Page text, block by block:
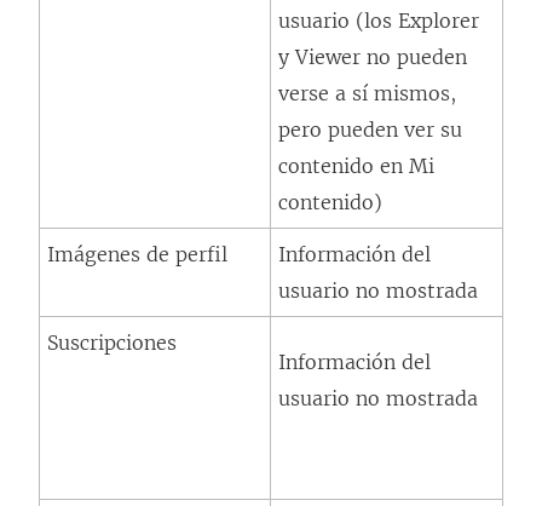
usuario (los Explorer
y Viewer no pueden
verse a sí mismos,
pero pueden ver su
contenido en Mi
contenido)
Imágenes de perfil
Información del
usuario no mostrada
Suscripciones
Información del
usuario no mostrada